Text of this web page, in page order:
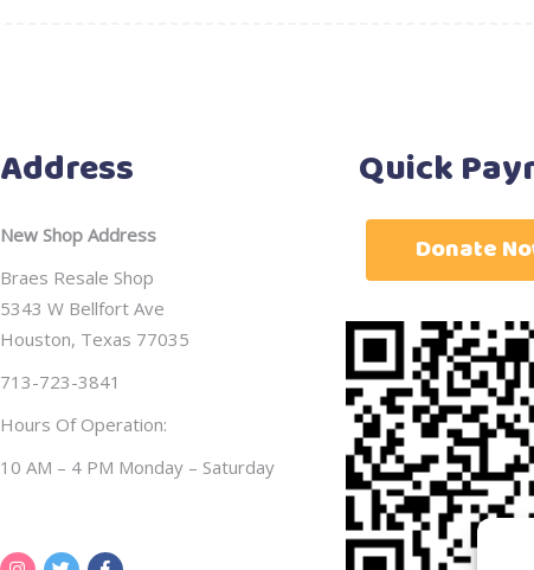
Address
New Shop Address
Braes Resale Shop
5343 W Bellfort Ave
Houston, Texas 77035
713-723-3841
Hours Of Operation:
10 AM – 4 PM Monday – Saturday
Quick
Donate